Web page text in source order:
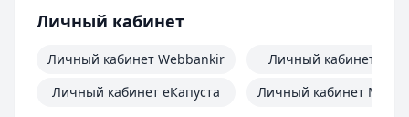
Личный кабинет
Личный кабинет Webbankir
Личный кабинет еКапуста
Личный кабинет
Личный кабинет